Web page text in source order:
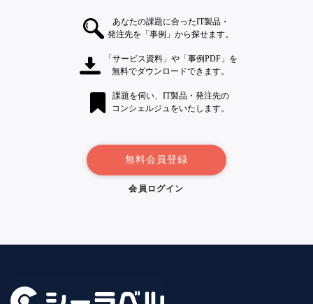
あなたの課題に合ったIT製品・
発注先を「事例」から探せます。
「サービス資料」や「事例PDF」を
無料でダウンロードできます。
課題を伺い、IT製品・発注先の
コンシェルジュをいたします。
無料会員登録
会員ログイン